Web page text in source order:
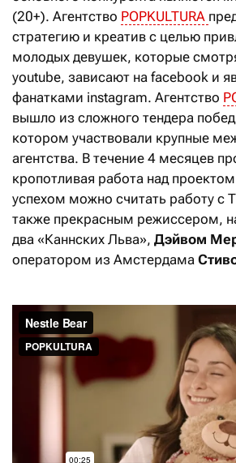
(20+). Агентство POPKULTURA
стратегию и креатив с целью
молодых девушек, которые
youtube, зависают на facebook и
фанатками instagram. Агентство
вышло из сложного тендера
котором участвовали крупные
агентства. В течение 4 месяцев
кропотливая работа над
успехом можно считать работу с
также прекрасным режиссером,
два «Каннских Льва», Дэйвом
оператором из Амстердама